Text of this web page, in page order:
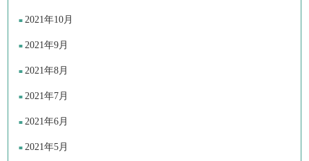
2021年10月
2021年9月
2021年8月
2021年7月
2021年6月
2021年5月